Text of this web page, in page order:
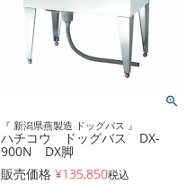
『 新潟県燕製造 ドッグバス 』
ハチコウ ドッグバス DX-
900N DX脚
販売価格 ¥135,850税込